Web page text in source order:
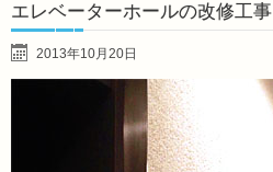
エレベーターホールの改修工事
2013年10月20日